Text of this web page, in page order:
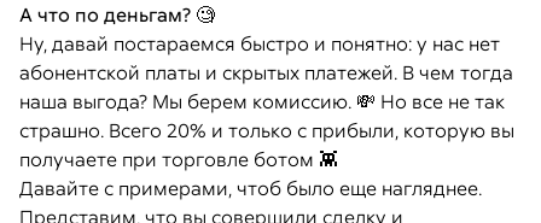
А что по деньгам? 🧐
Ну, давай постараемся быстро и понятно: у нас нет
абонентской платы и скрытых платежей. В чем тогда
наша выгода? Мы берем комиссию. 💸 Но все не так
страшно. Всего 20% и только с прибыли, которую вы
получаете при торговле ботом 👾
Давайте с примерами, чтоб было еще нагляднее.
Представим, что вы совершили сделку и